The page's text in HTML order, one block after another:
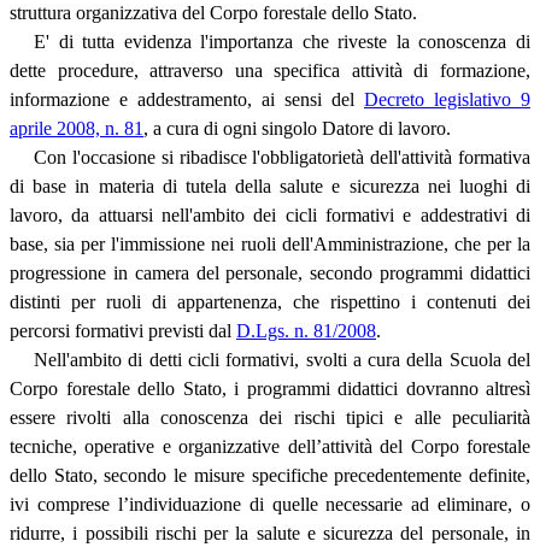
struttura organizzativa del Corpo forestale dello Stato.
E' di tutta evidenza l'importanza che riveste la conoscenza di
dette procedure, attraverso una specifica attività di formazione,
informazione e addestramento, ai sensi del Decreto legislativo 9
aprile 2008, n. 81 , a cura di ogni singolo Datore di lavoro.
Con l'occasione si ribadisce l'obbligatorietà dell'attività formativa
di base in materia di tutela della salute e sicurezza nei luoghi di
lavoro, da attuarsi nell'ambito dei cicli formativi e addestrativi di
base, sia per l'immissione nei ruoli dell'Amministrazione, che per la
progressione in camera del personale, secondo programmi didattici
distinti per ruoli di appartenenza, che rispettino i contenuti dei
percorsi formativi previsti dal D.Lgs. n. 81/2008.
Nell'ambito di detti cicli formativi, svolti a cura della Scuola del
Corpo forestale dello Stato, i programmi didattici dovranno altresì
essere rivolti alla conoscenza dei rischi tipici e alle peculiarità
tecniche, operative e organizzative dell’attività del Corpo forestale
dello Stato, secondo le misure specifiche precedentemente definite,
ivi comprese l’individuazione di quelle necessarie ad eliminare, o
ridurre, i possibili rischi per la salute e sicurezza del personale, in